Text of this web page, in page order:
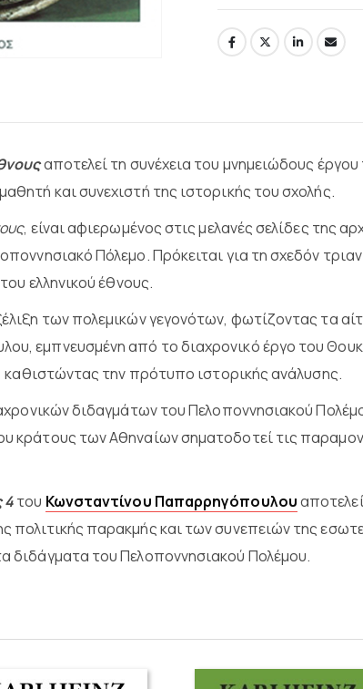
αποτελεί τη συνέχεια του μνημειώδους έργου
και συνεχιστή της ιστορικής του σχολής.
, είναι αφιερωμένος στις μελανές σελίδες της
Πόλεμο. Πρόκειται για τη σχεδόν
ελληνικού έθνους.
των πολεμικών γεγονότων, φωτίζοντας τα
εμπνευσμένη από το διαχρονικό έργο του
καθιστώντας την πρότυπο ιστορικής ανάλυσης.
διδαγμάτων του Πελοποννησιακού
κράτους των Αθηναίων σηματοδοτεί τις
4του Κωνσταντίνου Παπαρρηγόπουλου
παρακμής και των συνεπειών της
διδάγματα του Πελοποννησιακού Πολέμου.